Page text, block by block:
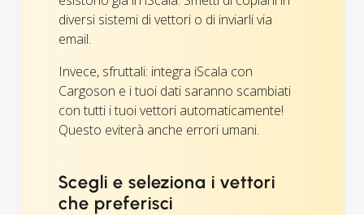
diversi sistemi di vettori o di inviarli via
email.
Invece, sfruttali: integra iScala con
Cargoson e i tuoi dati saranno scambiati
con tutti i tuoi vettori automaticamente!
Questo eviterà anche errori umani.
Scegli e seleziona i vettori
che preferisci